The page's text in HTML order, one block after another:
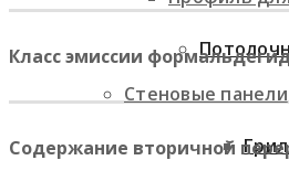
Стеновые панели
Класс эмиссии
Содержание вторичной